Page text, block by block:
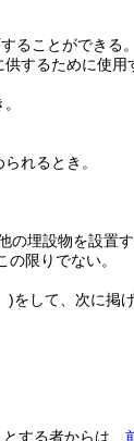
ることができる。
するために使用
れるとき。
の埋設物を設置
限りでない。
)をして、次に掲
する者からは、